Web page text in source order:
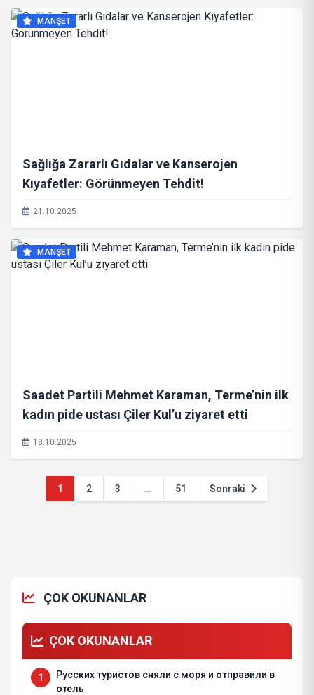
MANŞET
Sağlığa Zararlı Gıdalar ve Kanserojen
Kıyafetler: Görünmeyen Tehdit!
21.10.2025
MANŞET
Saadet Partili Mehmet Karaman, Terme’nin ilk
kadın pide ustası Çiler Kul’u ziyaret etti
18.10.2025
1 2 3 ... 51 Sonraki
ÇOK OKUNANLAR
ÇOK OKUNANLAR
1
Русских туристов сняли с моря и отправили в
отель